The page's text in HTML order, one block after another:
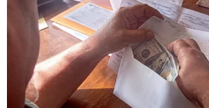
Chính phủ Phần Lan đã
phiếu bất tín nhiệm
17/10/2018 12:39
Chính phủ Phần Lan đã vượt qua
nhiệm tại Quốc hội liên quan đến kế